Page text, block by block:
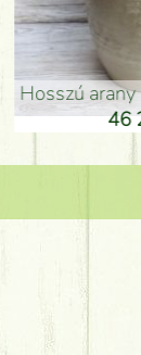
(50x29cm)
Ft